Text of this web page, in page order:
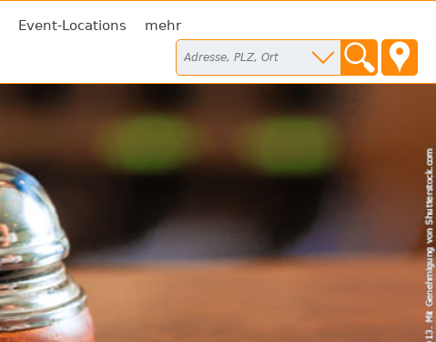
Event-Locations mehr